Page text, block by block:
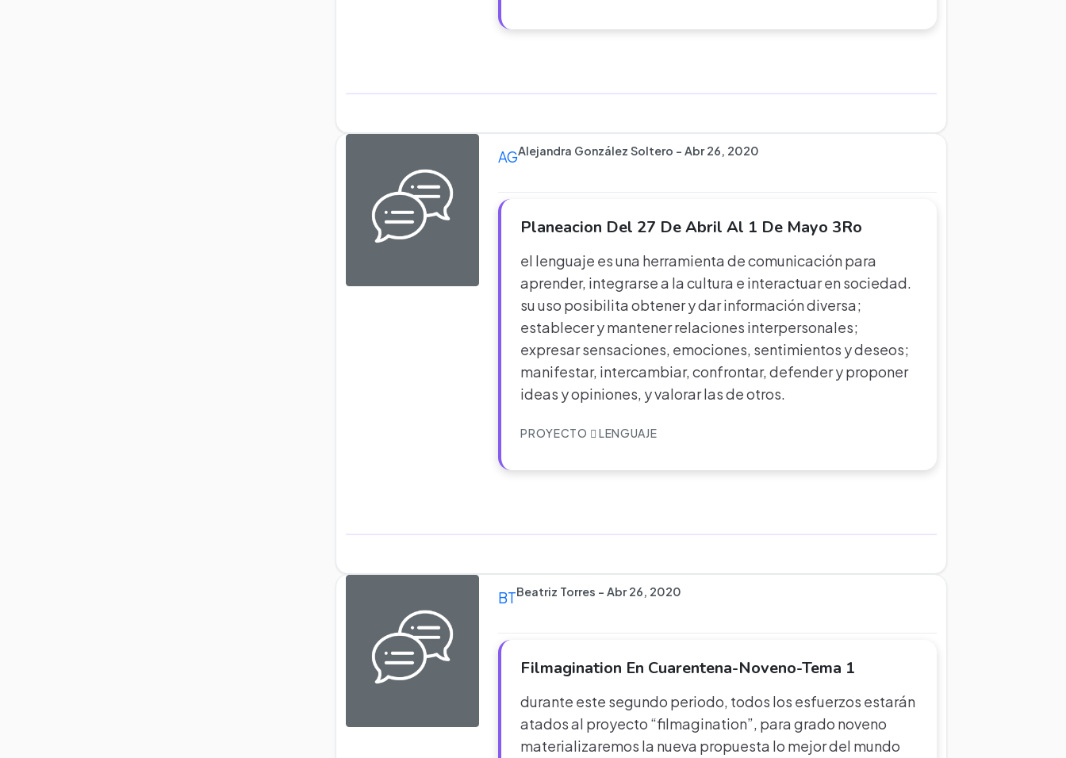
AGAlejandra González Soltero - Abr 26, 2020
Planeacion Del 27 De Abril Al 1 De Mayo 3Ro
el lenguaje es una herramienta de comunicación para
aprender, integrarse a la cultura e interactuar en sociedad.
su uso posibilita obtener y dar información diversa;
establecer y mantener relaciones interpersonales;
expresar sensaciones, emociones, sentimientos y deseos;
manifestar, intercambiar, confrontar, defender y proponer
ideas y opiniones, y valorar las de otros.
PROYECTO LENGUAJE
BTBeatriz Torres - Abr 26, 2020
Filmagination En Cuarentena-Noveno-Tema 1
durante este segundo periodo, todos los esfuerzos estarán
atados al proyecto “filmagination”, para grado noveno
materializaremos la nueva propuesta lo mejor del mundo